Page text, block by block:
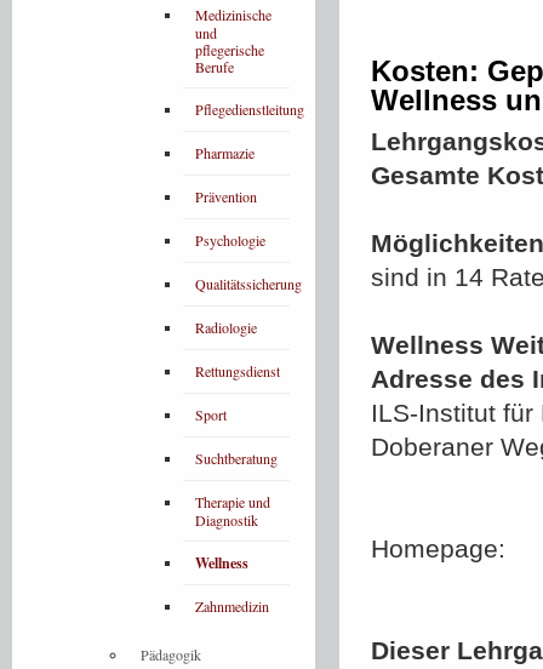
Kosten:
Wellness
Gesamte
sind in 14
Wellness
Adresse des
ILS-Institut
Doberaner
Homepage:
Dieser
Medizinische
und
pflegerische
Berufe
Pflegedienstleitung
Pharmazie
Prävention
Psychologie
Qualitätssicherung
Radiologie
Rettungsdienst
Sport
Suchtberatung
Therapie und
Diagnostik
Wellness
Zahnmedizin
Pädagogik